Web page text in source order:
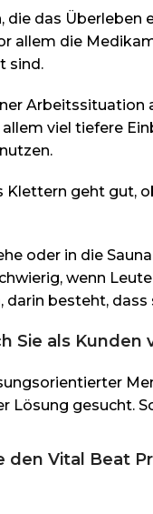
die das
allem die
sind.
viel tiefere
Klettern geht gut,
oder in die
wenn
besteht, dass
Sie als
Lösung gesucht.
den Vital Beat